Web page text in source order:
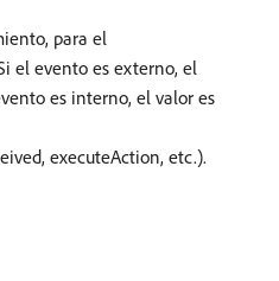
para el
el evento es externo, el
es interno, el valor es
executeAction, etc.).